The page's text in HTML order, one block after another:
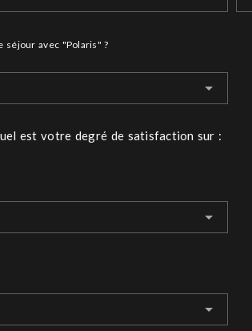
séjour avec "Polaris" ?
est votre degré de satisfaction sur :